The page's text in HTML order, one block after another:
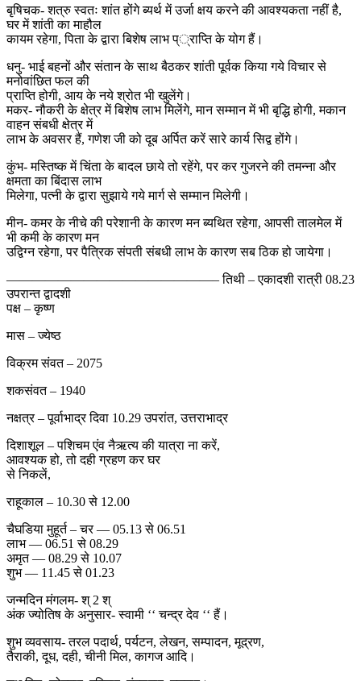
बृषिचक- शत्रु स्वतः शांत होंगे ब्यर्थ में उर्जा क्षय करने की आवश्यकता नहीं है,
घर में शांती का माहौल
कायम रहेगा, पिता के द्वारा बिशेष लाभ प््राप्ति के योग हैं।
धनु- भाई बहनों और संतान के साथ बैठकर शांती पूर्वक किया गये विचार से
मनोवांछित फल की
प्राप्ति होगी, आय के नये श्रोत भी खुलेंगे।
मकर- नौकरी के क्षेत्र में बिशेष लाभ मिलेंगे, मान सम्मान में भी बृद्धि होगी, मकान
वाहन संबधी क्षेत्र में
लाभ के अवसर हैं, गणेश जी को दूब अर्पित करें सारे कार्य सिद्व होंगे।
कुंभ- मस्तिष्क में चिंता के बादल छाये तो रहेंगे, पर कर गुजरने की तमन्ना और
क्षमता का बिंदास लाभ
मिलेगा, पत्नी के द्वारा सुझाये गये मार्ग से सम्मान मिलेगी।
मीन- कमर के नीचे की परेशानी के कारण मन ब्यथित रहेगा, आपसी तालमेल में
भी कमी के कारण मन
उद्विग्न रहेगा, पर पैत्रिक संपती संबधी लाभ के कारण सब ठिक हो जायेगा।
————————————————– तिथी – एकादशी रात्री 08.23
उपरान्त द्वादशी
पक्ष – कृष्ण
मास – ज्येष्ठ
विक्रम संवत – 2075
शकसंवत – 1940
नक्षत्र – पूर्वाभाद्र दिवा 10.29 उपरांत, उत्तराभाद्र
दिशाशूल – पशिचम एंव नैऋत्य की यात्रा ना करें,
आवश्यक हो, तो दही ग्रहण कर घर
से निकलें,
राहूकाल – 10.30 से 12.00
चैघडिया मुहूर्त – चर — 05.13 से 06.51
लाभ — 06.51 से 08.29
अमृत — 08.29 से 10.07
शुभ — 11.45 से 01.23
जन्मदिन मंगलम- श् 2 श्
अंक ज्योतिष के अनुसार- स्वामी ‘‘ चन्द्र देव ‘‘ हैं।
शुभ व्यवसाय- तरल पदार्थ, पर्यटन, लेखन, सम्पादन, मूद्रण,
तैराकी, दूध, दही, चीनी मिल, कागज आदि।